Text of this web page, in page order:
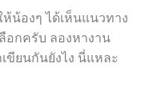
น้องๆ ได้เห็นแนวทาง
อกครับ ลองหางาน
ขียนกันยังไง นี่แหละ